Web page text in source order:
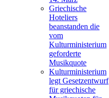
Griechische
Hoteliers
beanstanden die
vom
Kulturministerium
geforderte
Musikquote
Kulturministerium
legt Gesetzentwurf
für griechische